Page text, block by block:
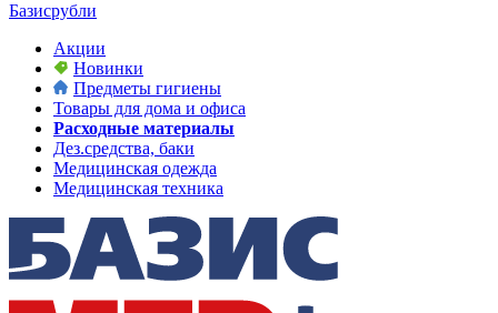
Базисрубли
Акции
Новинки
Предметы гигиены
Товары для дома и офиса
Расходные материалы
Дез.средства, баки
Медицинская одежда
Медицинская техника